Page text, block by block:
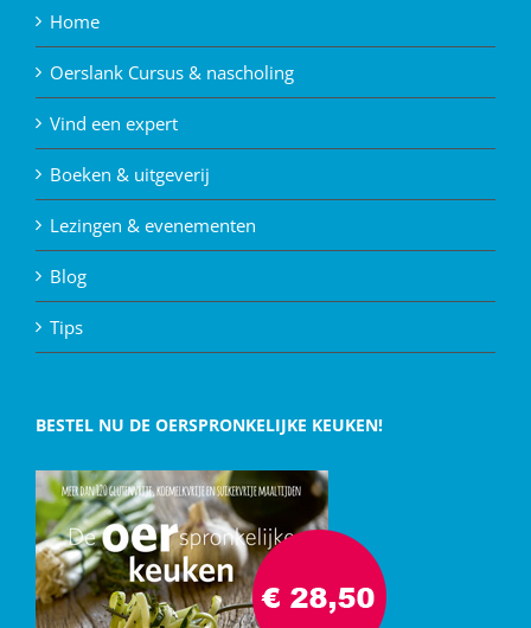
Home
Oerslank Cursus & nascholing
Vind een expert
Boeken & uitgeverij
Lezingen & evenementen
Blog
Tips
BESTEL NU DE OERSPRONKELIJKE KEUKEN!